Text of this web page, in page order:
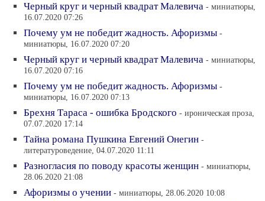
Черный круг и черный квадрат Малевича - миниатюры,
16.07.2020 07:26
Почему ум не победит жадность. Афоризмы -
миниатюры, 16.07.2020 07:20
Черный круг и черный квадрат Малевича - миниатюры,
16.07.2020 07:16
Почему ум не победит жадность. Афоризмы -
миниатюры, 16.07.2020 07:13
Брехня Тараса - ошибка Бродского - ироническая проза,
07.07.2020 17:14
Тайна романа Пушкина Евгений Онегин -
литературоведение, 04.07.2020 11:11
Разногласия по поводу красоты женщин - миниатюры,
28.06.2020 21:08
Афоризмы о учении - миниатюры, 28.06.2020 10:08